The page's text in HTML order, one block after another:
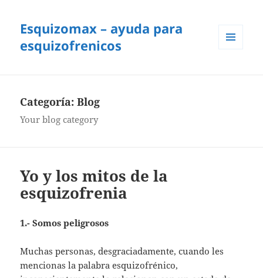
Esquizomax – ayuda para
esquizofrenicos
Categoría:Blog
Your blog category
Yo y los mitos de la
esquizofrenia
1.- Somos peligrosos
Muchas personas, desgraciadamente, cuando les
mencionas la palabra esquizofrénico,